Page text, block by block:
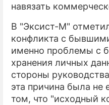
навязать
В "Эксист-М"
конфликта с
именно проблемы с
хранения личных
стороны
эта причина была не
том, что "исходный